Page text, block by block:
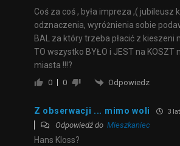
Coś za coś , była impreza ,( jubileusz
odznaczenia, wyróżnienia sobie
BAL za który trzeba płacić z kieszeni
TO wszystko BYŁO i JEST na KOSZT
miasta !!!?
0 0 Odpowiedz
Z obserwacji ... mimo woli 3
Odpowiedź do Mieszkaniec
Hans Kloss?